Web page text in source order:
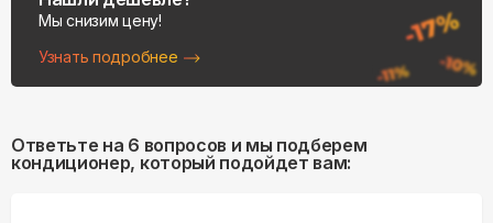
Мы снизим цену!
Узнать подробнее
Ответьте на 6 вопросов и мы подберем
кондиционер, который подойдет вам: